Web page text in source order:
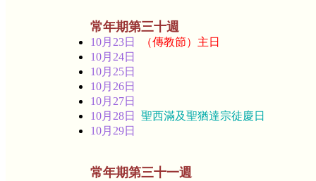
常年期第三十週
10月23日
（傳教節）主日
10月24日
10月25日
10月26日
10月27日
10月28日 聖西滿及聖猶達宗徒慶日
10月29日
常年期第三十一週